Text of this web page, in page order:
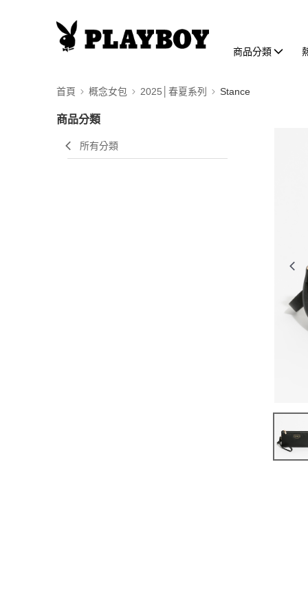
商品分類
首頁 概念女包 2025│春夏系列 Stance
商品分類
所有分類